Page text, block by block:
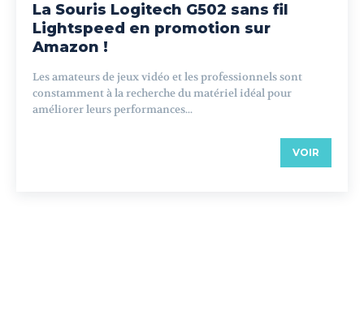
La Souris Logitech G502 sans fil
Lightspeed en promotion sur
Amazon !
Les amateurs de jeux vidéo et les professionnels sont
constamment à la recherche du matériel idéal pour
améliorer leurs performances...
VOIR